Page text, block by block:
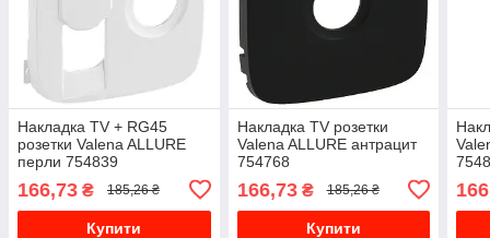
Накладка TV + RG45
розетки Valena ALLURE
перли 754839
166,73 ₴ 185,26 ₴
Купити
Накладка TV розетки
Valena ALLURE антрацит
754768
166,73₴ 185,26 ₴
Купити